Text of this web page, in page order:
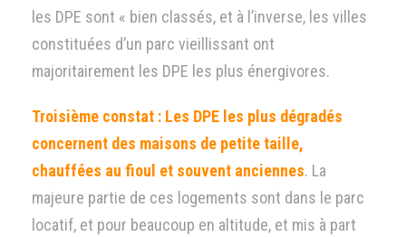
les DPE sont « bien classés, et à l’inverse, les villes
constituées d’un parc vieillissant ont
majoritairement les DPE les plus énergivores.
Troisième constat : Les DPE les plus dégradés
concernent des maisons de petite taille,
chauffées au fioul et souvent anciennes. La
majeure partie de ces logements sont dans le parc
locatif, et pour beaucoup en altitude, et mis à part